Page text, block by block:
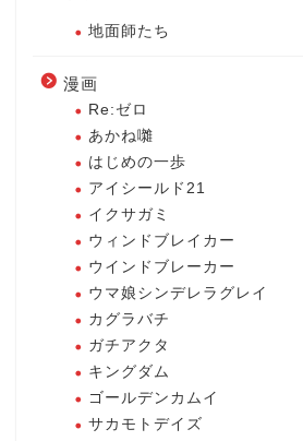
地面師たち
漫画
Re:ゼロ
あかね囃
はじめの一歩
アイシールド21
イクサガミ
ウィンドブレイカー
ウインドブレーカー
ウマ娘シンデレラグレイ
カグラバチ
ガチアクタ
キングダム
ゴールデンカムイ
サカモトデイズ